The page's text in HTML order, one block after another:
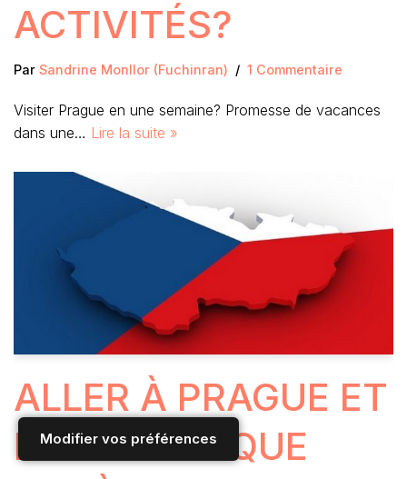
Modifier vos préférences
ACTIVITÉS?
Par Sandrine Monllor (Fuchinran) 1 Commentaire
Visiter Prague en une semaine? Promesse de vacances
dans une… Lire la suite »
ALLER À PRAGUE ET
EN RÉPUBLIQUE